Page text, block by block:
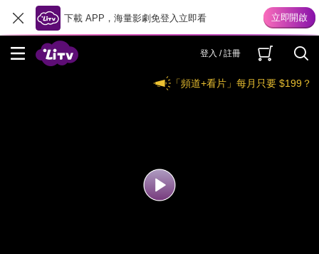
下載 APP，海量影劇免登入立即看
登入 / 註冊
「頻道+看片」每月只要 $199？